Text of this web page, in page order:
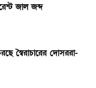
জাল জব্দ
স্বৈরাচারের দোসররা-